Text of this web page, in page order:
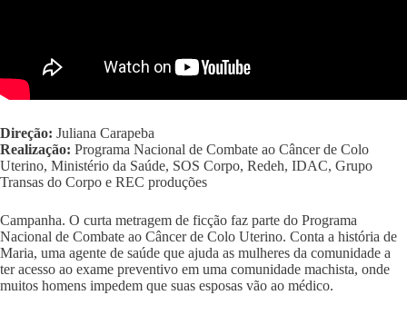
Direção: Juliana Carapeba
Realização: Programa Nacional de Combate ao Câncer de Colo
Uterino, Ministério da Saúde, SOS Corpo, Redeh, IDAC, Grupo
Transas do Corpo e REC produções
Campanha. O curta metragem de ficção faz parte do Programa
Nacional de Combate ao Câncer de Colo Uterino. Conta a história de
Maria, uma agente de saúde que ajuda as mulheres da comunidade a
ter acesso ao exame preventivo em uma comunidade machista, onde
muitos homens impedem que suas esposas vão ao médico.